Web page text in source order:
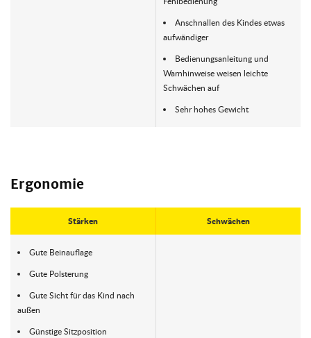
Anschnallen des Kindes etwas
aufwändiger
Bedienungsanleitung und
Warnhinweise weisen leichte
Schwächen auf
Sehr hohes Gewicht
Ergonomie
Stärken Schwächen
Gute Beinauflage
Gute Polsterung
Gute Sicht für das Kind nach
außen
Günstige Sitzposition